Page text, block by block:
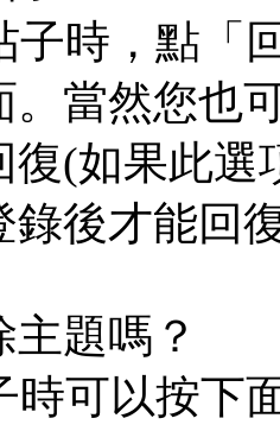
時，點「
。當然您也
復(如果此選
錄後才能回
題嗎？
可以按下